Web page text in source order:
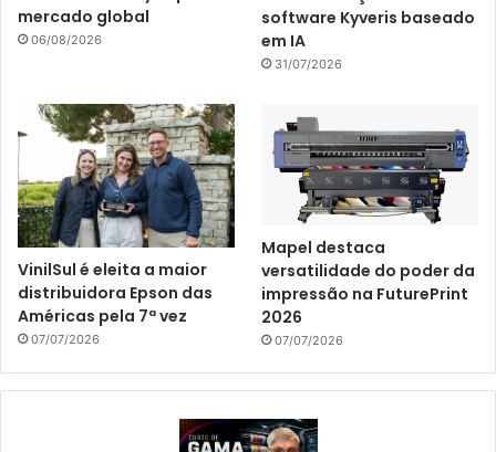
mercado global
06/08/2026
software Kyveris baseado
em IA
31/07/2026
VinilSul é eleita a maior
distribuidora Epson das
Américas pela 7ª vez
07/07/2026
Mapel destaca
versatilidade do poder da
impressão na FuturePrint
2026
07/07/2026